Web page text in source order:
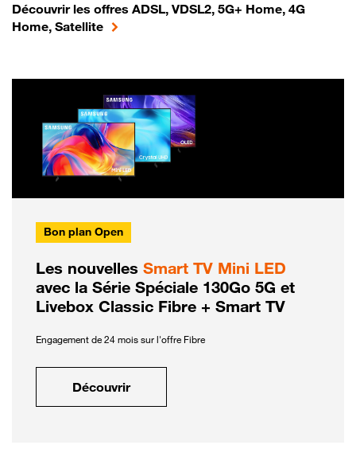
Découvrir les offres ADSL, VDSL2, 5G+ Home, 4G
Home, Satellite
Bon plan Open
Les nouvelles Smart TV Mini LED
avec la Série Spéciale 130Go 5G et
Livebox Classic Fibre + Smart TV
Engagement de 24 mois sur l'offre Fibre
Découvrir